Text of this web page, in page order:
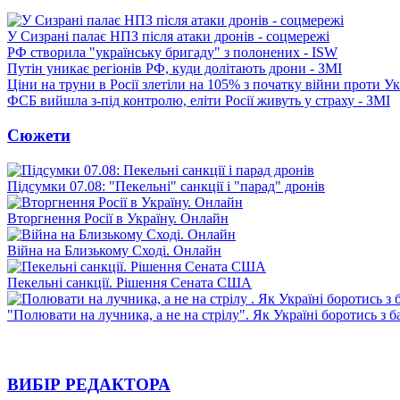
У Сизрані палає НПЗ після атаки дронів - соцмережі
РФ створила "українську бригаду" з полонених - ISW
Путін уникає регіонів РФ, куди долітають дрони - ЗМІ
Ціни на труни в Росії злетіли на 105% з початку війни проти
ФСБ вийшла з-під контролю, еліти Росії живуть у страху - ЗМІ
Сюжети
Підсумки 07.08: "Пекельні" санкції і "парад" дронів
Вторгнення Росії в Україну. Онлайн
Війна на Близькому Сході. Онлайн
Пекельні санкції. Рішення Сената США
"Полювати на лучника, а не на стрілу". Як Україні боротись з
ВИБІР РЕДАКТОРА